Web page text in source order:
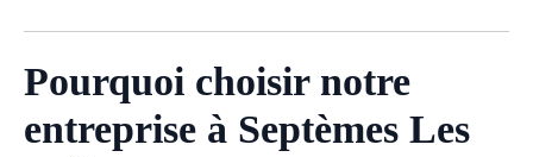
Pourquoi choisir notre
entreprise à Septèmes Les